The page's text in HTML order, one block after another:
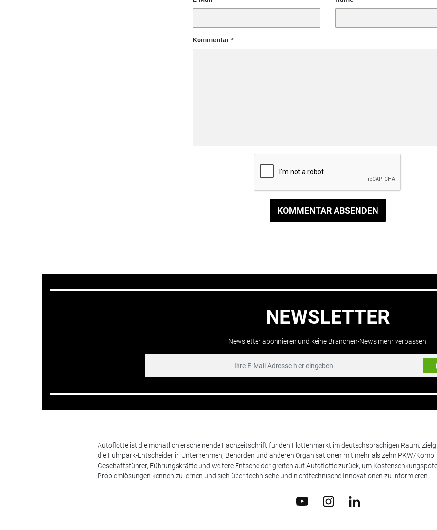
Kommentar
KOMMENTAR ABSENDEN
NEWSLETTER
Newsletter abonnieren und keine Branchen-News mehr verpassen.
Autoflotte ist die monatlich erscheinende Fachzeitschrift für den Flottenmarkt im deutschsprachigen Raum.
die Fuhrpark-Entscheider in Unternehmen, Behörden und anderen Organisationen mit mehr als zehn PKW/
Geschäftsführer, Führungskräfte und weitere Entscheider greifen auf Autoflotte zurück, um
Problemlösungen kennen zu lernen und sich über technische und nichttechnische Innovationen zu informieren.